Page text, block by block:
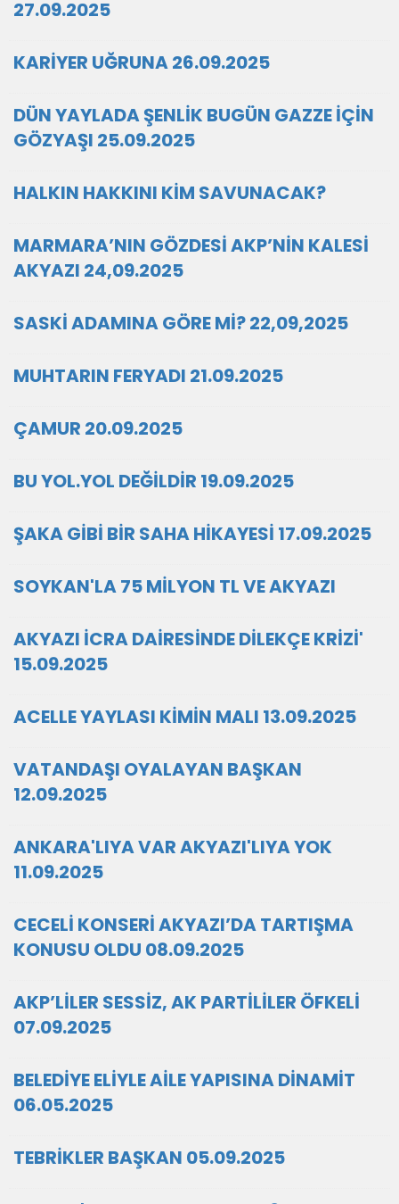
27.09.2025
KARİYER UĞRUNA 26.09.2025
DÜN YAYLADA ŞENLİK BUGÜN GAZZE İÇİN
GÖZYAŞI 25.09.2025
HALKIN HAKKINI KİM SAVUNACAK?
MARMARA’NIN GÖZDESİ AKP’NİN KALESİ
AKYAZI 24,09.2025
SASKİ ADAMINA GÖRE Mİ? 22,09,2025
MUHTARIN FERYADI 21.09.2025
ÇAMUR 20.09.2025
BU YOL.YOL DEĞİLDİR 19.09.2025
ŞAKA GİBİ BİR SAHA HİKAYESİ 17.09.2025
SOYKAN'LA 75 MİLYON TL VE AKYAZI
AKYAZI İCRA DAİRESİNDE DİLEKÇE KRİZİ'
15.09.2025
ACELLE YAYLASI KİMİN MALI 13.09.2025
VATANDAŞI OYALAYAN BAŞKAN
12.09.2025
ANKARA'LIYA VAR AKYAZI'LIYA YOK
11.09.2025
CECELİ KONSERİ AKYAZI’DA TARTIŞMA
KONUSU OLDU 08.09.2025
AKP’LİLER SESSİZ, AK PARTİLİLER ÖFKELİ
07.09.2025
BELEDİYE ELİYLE AİLE YAPISINA DİNAMİT
06.05.2025
TEBRİKLER BAŞKAN 05.09.2025